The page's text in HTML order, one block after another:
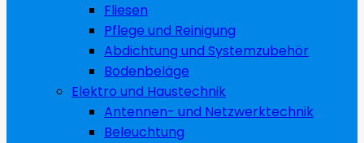
Fliesen
Pflege und Reinigung
Abdichtung und Systemzubehör
Bodenbeläge
Elektro und Haustechnik
Antennen- und Netzwerktechnik
Beleuchtung